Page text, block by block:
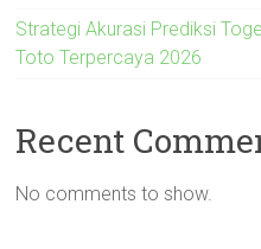
Strategi Akurasi Prediksi
Toto Terpercaya 2026
Recent
No comments to show.